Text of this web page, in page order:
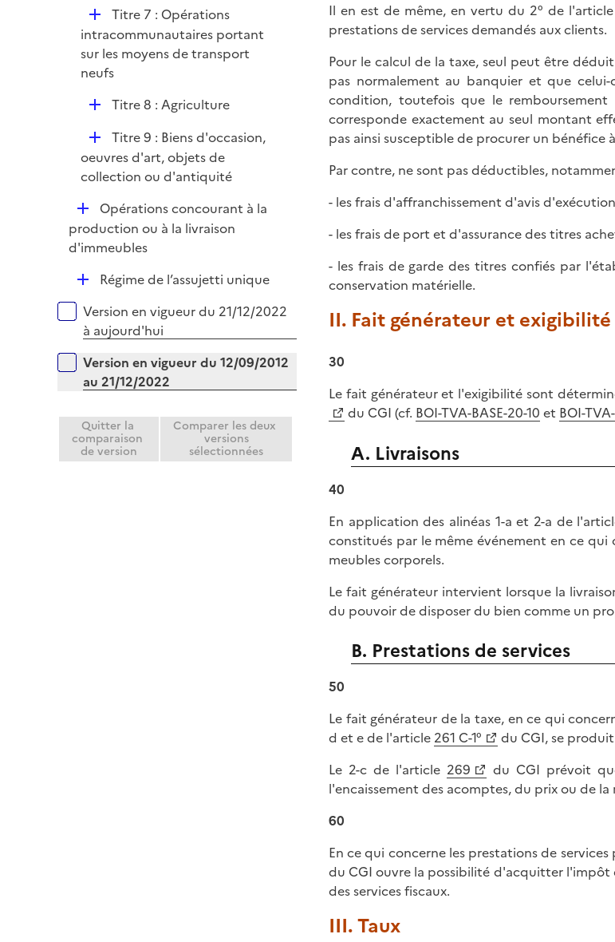
D
é
p
l
Titre 7 : Opérations
intracommunautaires portant
sur les moyens de transport
neufs
D
l
i
e
r
Titre 8 : Agriculture
D
é
p
i
e
r
Titre 9 : Biens d'occasion,
oeuvres d'art, objets de
collection ou d'antiquité
D
é
p
e
r
Opérations concourant à la
production ou à la livraison
d'immeubles
D
p
l
i
r
Régime de l’assujetti unique
Versions sur la période
Version en vigueur du 21/12/2022
à aujourd'hui
Version en vigueur du 12/09/2012
au 21/12/2022
Quitter la
comparaison
de version
Comparer les deux
versions
sélectionnées
Il en est de même, en vertu du 2° de l'article
prestations de services demandés aux clients.
Pour le calcul de la taxe, seul peut être
pas normalement au banquier et que
condition, toutefois que le
corresponde exactement au seul montant
pas ainsi susceptible de procurer un bénéfice
Par contre, ne sont pas déductibles,
- les frais d'affranchissement d'avis
- les frais de port et d'assurance des titres
- les frais de garde des titres confiés par
conservation matérielle.
II. Fait générateur et exigibilité
30
Le fait générateur et l'exigibilité sont
du CGI (cf. BOI-TVA-BASE-20-10 et BOI-
A. Livraisons
40
En application des alinéas 1-a et 2-a de
constitués par le même événement en ce qui
meubles corporels.
Le fait générateur intervient lorsque la
du pouvoir de disposer du bien comme un
B. Prestations de services
50
Le fait générateur de la taxe, en ce qui
d et e de l'article 261 C-1°
du CGI, se
Le 2-c de l'article 269
du CGI prévoit
l'encaissement des acomptes, du prix ou de
60
En ce qui concerne les prestations de
du CGI ouvre la possibilité d'acquitter l'impôt
des services fiscaux.
III. Taux